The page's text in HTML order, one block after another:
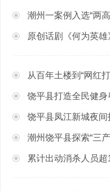
潮州一案例入选“两
原创话剧《何为英
从百年土楼到“网红打
饶平县打造全民健身
饶平县凤江新城夜间
潮州饶平县探索“三产”
累计出动消杀人员